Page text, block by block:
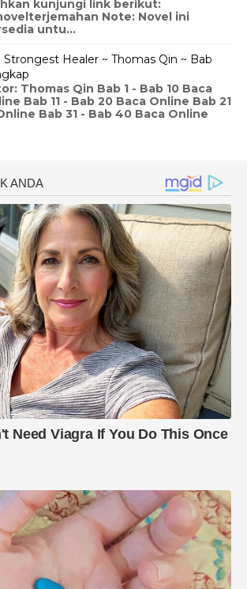
kunjungi link berikut:
Note: Novel ini
untu...
Strongest Healer ~ Thomas Qin ~ Bab
Thomas Qin Bab 1 - Bab 10 Baca
Bab 11 - Bab 20 Baca Online Bab 21
Bab 31 - Bab 40 Baca Online